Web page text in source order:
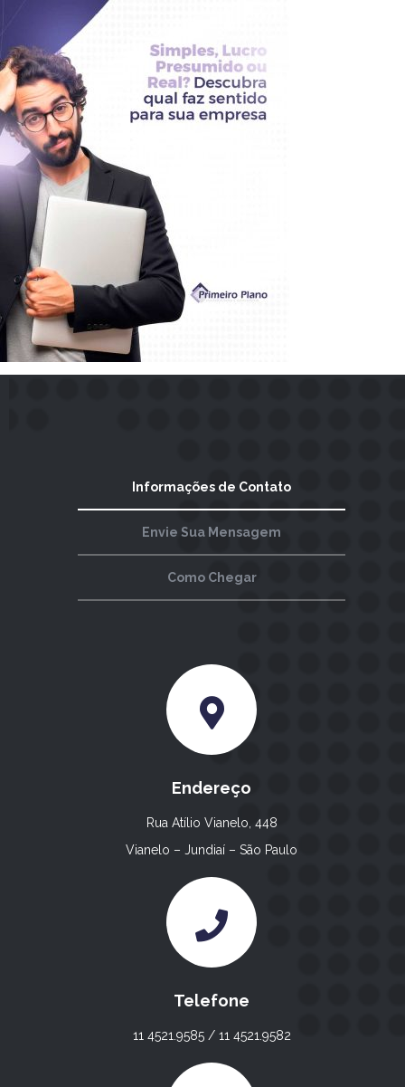
Informações de Contato
Envie Sua Mensagem
Como Chegar
Endereço
Rua Atílio Vianelo, 448
Vianelo – Jundiaí – São Paulo
Telefone
11 4521.9585 / 11 4521.9582